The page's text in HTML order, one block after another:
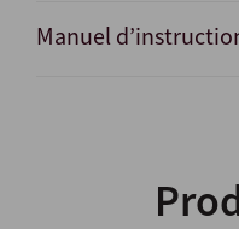
Manuel